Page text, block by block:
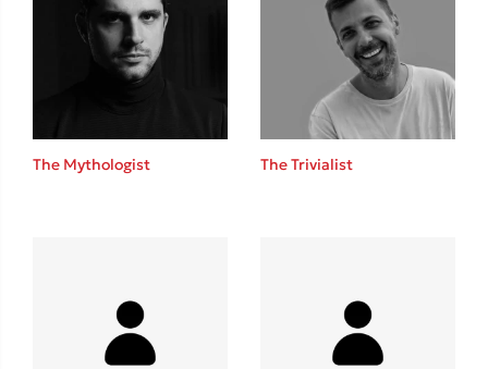
Ιωάννης Γλωσσόπουλος
Ένας γίγαντας στο σχολείο
Δανάη Δεληγεώργη
The Mythologist The Trivialist